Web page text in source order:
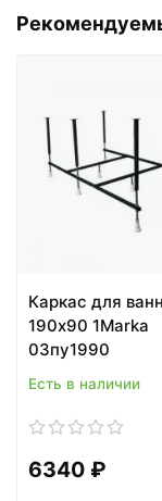
Каркас для
190х90 1Marka
03пу1990
Есть в наличии
6340 ₽